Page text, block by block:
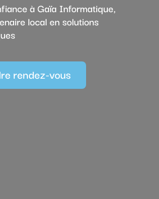
à Gaïa Informatique,
local en solutions
rendez-vous